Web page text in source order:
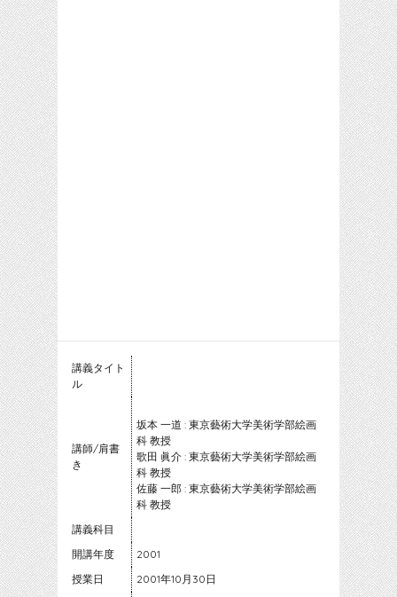
講義タイト
ル
講師/肩書
き
坂本 一道 : 東京藝術大学美術学部絵画
科 教授
歌田 眞介 : 東京藝術大学美術学部絵画
科 教授
佐藤 一郎 : 東京藝術大学美術学部絵画
科 教授
講義科目
開講年度
2001
授業日
2001年10月30日